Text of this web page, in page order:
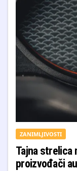
ZANIMLJIVOSTI
Tajna strelica
proizvođači